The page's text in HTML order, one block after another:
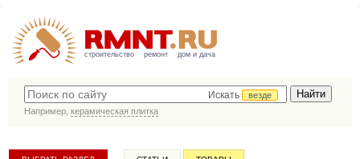
строительство ремонт дом и дача
Искать
везде
Например, керамическая плитка